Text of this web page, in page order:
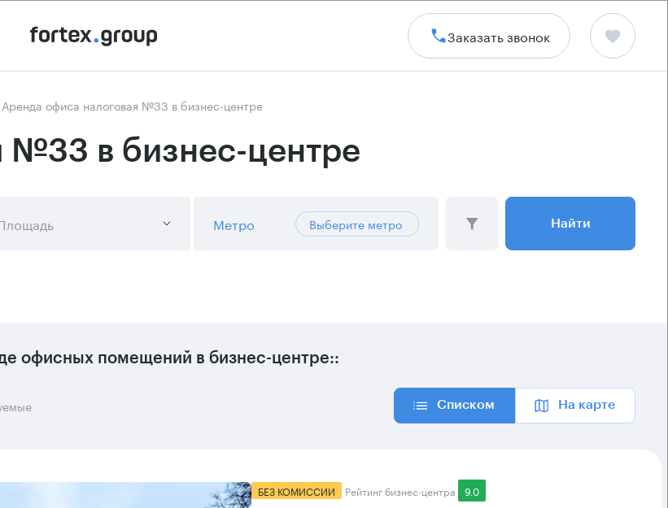
Заказать звонок
Аренда офиса налоговая №33 в бизнес-центре
№33 в бизнес-центре
Метро Выберите метро Найти
офисных помещений в бизнес-центре::
Списком На карте
БЕЗ КОМИССИИ Рейтинг бизнес-центра 9.0